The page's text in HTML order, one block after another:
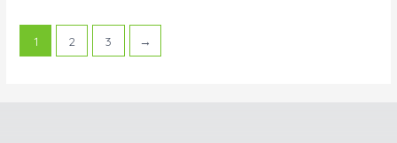
1 2 3 →